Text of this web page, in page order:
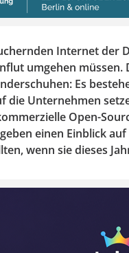
Internet der
umgehen müssen.
Es
die Unternehmen
Open-
einen Einblick
wenn sie dieses